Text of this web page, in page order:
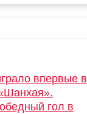
впервые в
гол в